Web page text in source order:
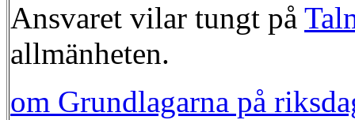
Ansvaret vilar tungt på
allmänheten.
om Grundlagarna på